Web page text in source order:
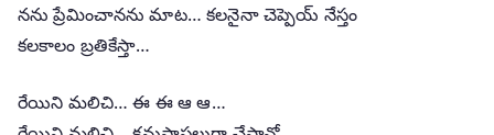
నను ప్రేమించానను మాట… కలనైనా చెప్పెయ్ నేస్తం
కలకాలం బ్రతికేస్తా…
రేయిని మలిచి… ఈ ఈ ఆ ఆ…